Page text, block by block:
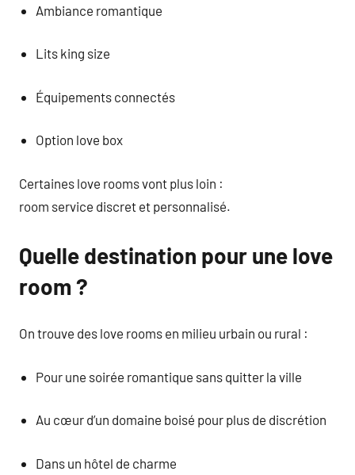
Ambiance romantique
Lits king size
Équipements connectés
Option love box
Certaines love rooms vont plus loin :
room service discret et personnalisé.
Quelle destination pour une love
room ?
On trouve des love rooms en milieu urbain ou rural :
Pour une soirée romantique sans quitter la ville
Au cœur d’un domaine boisé pour plus de discrétion
Dans un hôtel de charme